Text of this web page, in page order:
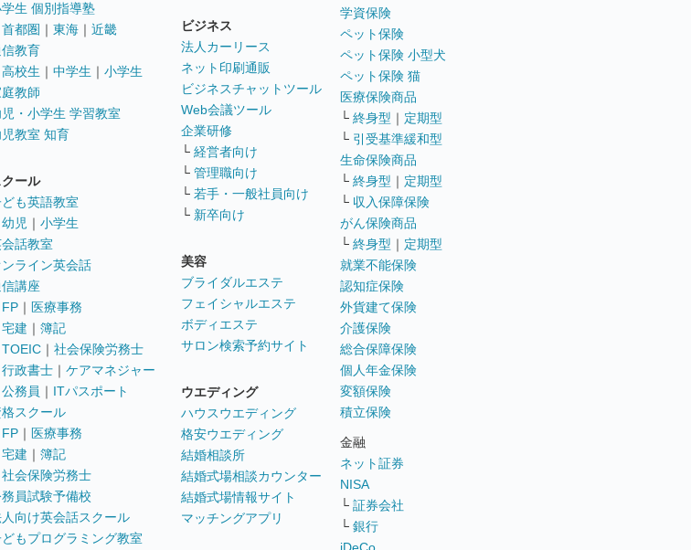
生 個別指導塾
首都圏 ｜ 東海 ｜ 近畿
教育
高校生 ｜ 中学生 ｜ 小学生
教師
・小学生 学習教室
教室 知育
クール
も英語教室
幼児 ｜ 小学生
話教室
ンライン英会話
講座
FP ｜ 医療事務
宅建 ｜ 簿記
TOEIC ｜ 社会保険労務士
行政書士 ｜ ケアマネジャー
公務員 ｜ ITパスポート
格スクール
FP ｜ 医療事務
宅建 ｜ 簿記
社会保険労務士
員試験予備校
向け英会話スクール
もプログラミング教室
ビジネス
法人カーリース
ネット印刷通販
ビジネスチャットツール
Web会議ツール
企業研修
└ 経営者向け
└ 管理職向け
└ 若手・一般社員向け
└ 新卒向け
美容
ブライダルエステ
フェイシャルエステ
ボディエステ
サロン検索予約サイト
ウエディング
ハウスウエディング
格安ウエディング
結婚相談所
結婚式場相談カウンター
結婚式場情報サイト
マッチングアプリ
学資保険
ペット保険
ペット保険 小型犬
ペット保険 猫
医療保険商品
└ 終身型 ｜ 定期型
└ 引受基準緩和型
生命保険商品
└ 終身型 ｜ 定期型
└ 収入保障保険
がん保険商品
└ 終身型 ｜ 定期型
就業不能保険
認知症保険
外貨建て保険
介護保険
総合保障保険
個人年金保険
変額保険
積立保険
金融
ネット証券
NISA
└ 証券会社
└ 銀行